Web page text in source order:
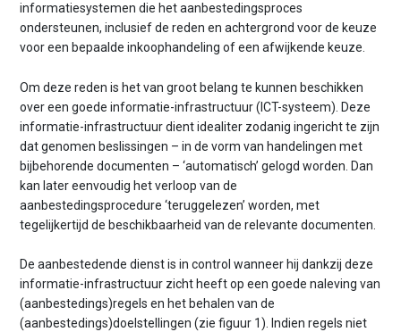
informatiesystemen die het aanbestedingsproces
ondersteunen, inclusief de reden en achtergrond voor de keuze
voor een bepaalde inkoophandeling of een afwijkende keuze.
Om deze reden is het van groot belang te kunnen beschikken
over een goede informatie-infrastructuur (ICT-systeem). Deze
informatie-infrastructuur dient idealiter zodanig ingericht te zijn
dat genomen beslissingen – in de vorm van handelingen met
bijbehorende documenten – ‘automatisch’ gelogd worden. Dan
kan later eenvoudig het verloop van de
aanbestedingsprocedure ‘teruggelezen’ worden, met
tegelijkertijd de beschikbaarheid van de relevante documenten.
De aanbestedende dienst is in control wanneer hij dankzij deze
informatie-infrastructuur zicht heeft op een goede naleving van
(aanbestedings)regels en het behalen van de
(aanbestedings)doelstellingen (zie figuur 1). Indien regels niet